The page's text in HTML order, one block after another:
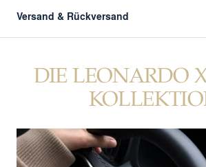
Versand & Rückversand
DIE LEONARDO